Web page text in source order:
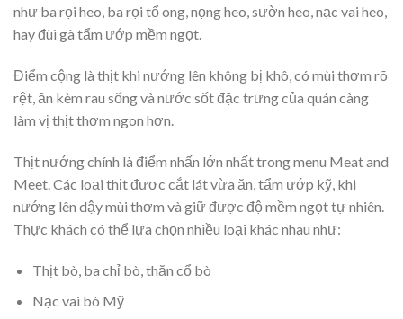
như ba rọi heo, ba rọi tổ ong, nọng heo, sườn heo, nạc vai heo,
hay đùi gà tẩm ướp mềm ngọt.
Điểm cộng là thịt khi nướng lên không bị khô, có mùi thơm rõ
rệt, ăn kèm rau sống và nước sốt đặc trưng của quán càng
làm vị thịt thơm ngon hơn.
Thịt nướng chính là điểm nhấn lớn nhất trong menu Meat and
Meet. Các loại thịt được cắt lát vừa ăn, tẩm ướp kỹ, khi
nướng lên dậy mùi thơm và giữ được độ mềm ngọt tự nhiên.
Thực khách có thể lựa chọn nhiều loại khác nhau như:
Thịt bò, ba chỉ bò, thăn cổ bò
Nạc vai bò Mỹ